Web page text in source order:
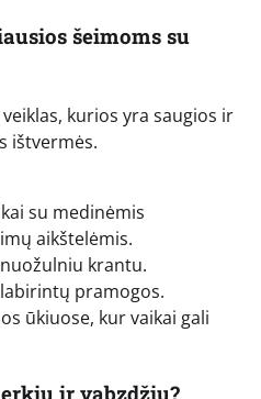
šeimoms su
kurios yra saugios ir
ištvermės.
su medinėmis
aikštelėmis.
krantu.
pramogos.
ūkiuose, kur vaikai gali
ir vabzdžių?